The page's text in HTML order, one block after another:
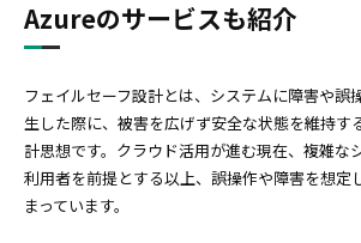
Azureのサービスも紹介
フェイルセーフ設計とは、システムに障害や誤
生した際に、被害を広げず安全な状態を維持す
計思想です。クラウド活用が進む現在、複雑な
利用者を前提とする以上、誤操作や障害を想定
まっています。